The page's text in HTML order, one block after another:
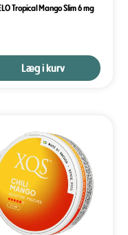
Tropical Mango Slim 6 mg
Læg i kurv